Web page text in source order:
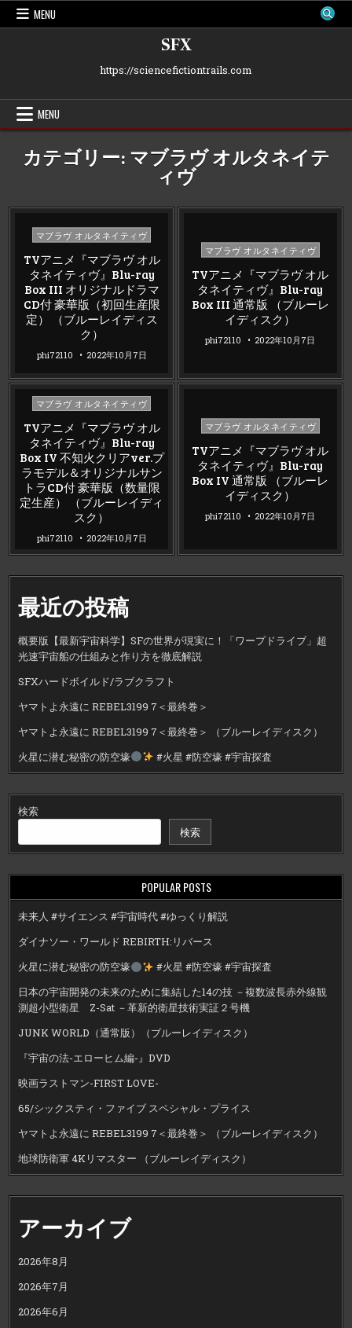
Skip
MENU
SFX
https://sciencefictiontrails.com
MENU
カテゴリー: マブラヴ オルタネイテ
ィヴ
Posted
マブラヴ オルタネイティヴ
TVアニメ『マブラヴ オル
タネイティヴ』Blu-ray
Box III オリジナルドラマ
CD付 豪華版（初回生産限
定） （ブルーレイディス
ク）
phi72110 2022年10月7日
Posted
マブラヴ オルタネイティヴ
TVアニメ『マブラヴ オル
タネイティヴ』Blu-ray
Box III 通常版 （ブルーレ
イディスク）
phi72110 2022年10月7日
Posted
マブラヴ オルタネイティヴ
TVアニメ『マブラヴ オル
タネイティヴ』Blu-ray
Box IV 不知火クリアver.プ
ラモデル＆オリジナルサン
トラCD付 豪華版（数量限
定生産） （ブルーレイディ
スク）
phi72110 2022年10月7日
Posted
マブラヴ オルタネイティヴ
TVアニメ『マブラヴ オル
タネイティヴ』Blu-ray
Box IV 通常版 （ブルーレ
イディスク）
phi72110 2022年10月7日
最近の投稿
概要版【最新宇宙科学】SFの世界が現実に！「ワープドライブ」超
光速宇宙船の仕組みと作り方を徹底解説
SFXハードボイルド/ラブクラフト
ヤマトよ永遠に REBEL3199 7＜最終巻＞
ヤマトよ永遠に REBEL3199 7＜最終巻＞ （ブルーレイディスク）
火星に潜む秘密の防空壕
#火星 #防空壕 #宇宙探査
検索
検索
POPULAR POSTS
未来人 #サイエンス #宇宙時代 #ゆっくり解説
ダイナソー・ワールド REBIRTH:リバース
火星に潜む秘密の防空壕
#火星 #防空壕 #宇宙探査
日本の宇宙開発の未来のために集結した14の技 －複数波長赤外線観
測超小型衛星 Z-Sat －革新的衛星技術実証２号機
JUNK WORLD（通常版）（ブルーレイディスク）
『宇宙の法-エローヒム編-』DVD
映画ラストマン-FIRST LOVE-
65/シックスティ・ファイブ スペシャル・プライス
ヤマトよ永遠に REBEL3199 7＜最終巻＞ （ブルーレイディスク）
地球防衛軍 4Kリマスター （ブルーレイディスク）
アーカイブ
2026年8月
2026年7月
2026年6月